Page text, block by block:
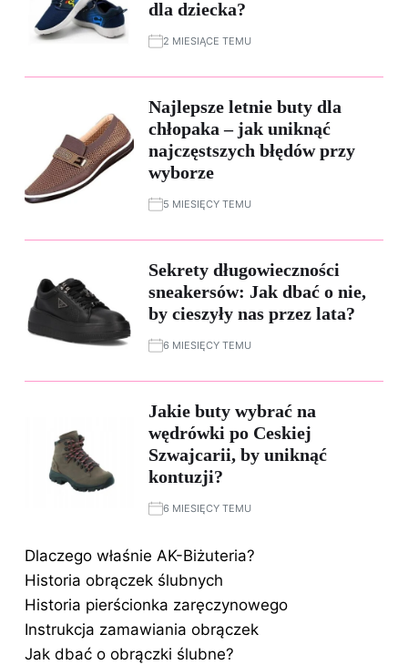
dla dziecka?
2 MIESIĄCE TEMU
Najlepsze letnie buty dla
chłopaka – jak uniknąć
najczęstszych błędów przy
wyborze
5 MIESIĘCY TEMU
Sekrety długowieczności
sneakersów: Jak dbać o nie,
by cieszyły nas przez lata?
6 MIESIĘCY TEMU
Jakie buty wybrać na
wędrówki po Ceskiej
Szwajcarii, by uniknąć
kontuzji?
6 MIESIĘCY TEMU
Dlaczego właśnie AK-Biżuteria?
Historia obrączek ślubnych
Historia pierścionka zaręczynowego
Instrukcja zamawiania obrączek
Jak dbać o obrączki ślubne?